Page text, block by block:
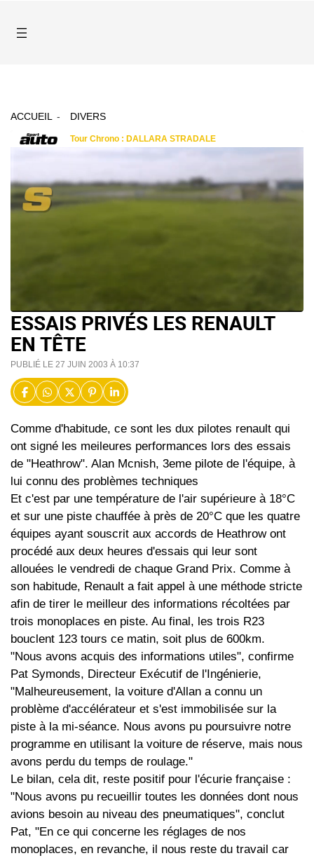
ACCUEIL DIVERS
ESSAIS PRIVÉS LES RENAULT
EN TÊTE
PUBLIÉ LE 27 JUIN 2003 À 10:37
Comme d'habitude, ce sont les dux pilotes renault qui
ont signé les meileures performances lors des essais
de "Heathrow". Alan Mcnish, 3eme pilote de l'équipe, à
lui connu des problèmes techniques
Et c'est par une température de l'air supérieure à 18°C
et sur une piste chauffée à près de 20°C que les quatre
équipes ayant souscrit aux accords de Heathrow ont
procédé aux deux heures d'essais qui leur sont
allouées le vendredi de chaque Grand Prix. Comme à
son habitude, Renault a fait appel à une méthode stricte
afin de tirer le meilleur des informations récoltées par
trois monoplaces en piste. Au final, les trois R23
bouclent 123 tours ce matin, soit plus de 600km.
"Nous avons acquis des informations utiles", confirme
Pat Symonds, Directeur Exécutif de l'Ingénierie,
"Malheureusement, la voiture d'Allan a connu un
problème d'accélérateur et s'est immobilisée sur la
piste à la mi-séance. Nous avons pu poursuivre notre
programme en utilisant la voiture de réserve, mais nous
avons perdu du temps de roulage."
Le bilan, cela dit, reste positif pour l'écurie française :
"Nous avons pu recueillir toutes les données dont nous
avions besoin au niveau des pneumatiques", conclut
Pat, "En ce qui concerne les réglages de nos
monoplaces, en revanche, il nous reste du travail car